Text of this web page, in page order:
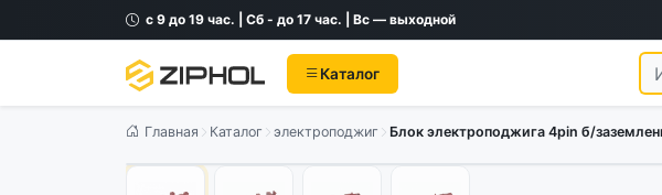
с 9 до 19 час. | Сб - до 17 час. | Вс — выходной
Каталог
Главная Каталог электроподжиг Блок электроподжига 4pin б/